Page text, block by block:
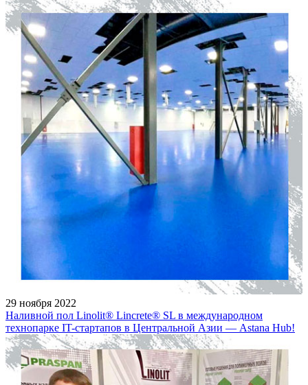
29 ноября 2022
Наливной пол Linolit® Lincrete® SL в международном
технопарке IT-стартапов в Центральной Азии — Astana Hub!